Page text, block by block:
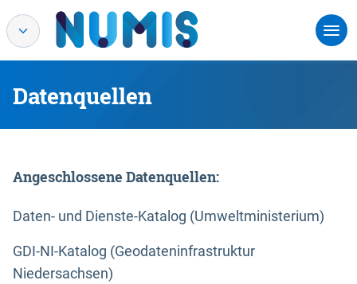
Datenquellen
Angeschlossene Datenquellen:
Daten- und Dienste-Katalog (Umweltministerium)
GDI-NI-Katalog (Geodateninfrastruktur
Niedersachsen)